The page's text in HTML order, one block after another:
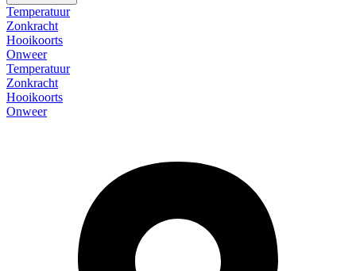
Temperatuur
Zonkracht
Hooikoorts
Onweer
Temperatuur
Zonkracht
Hooikoorts
Onweer